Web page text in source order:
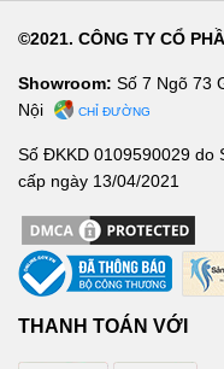
©2021. CÔNG TY CỔ
Showroom: Số 7 Ngõ 73
Nội
CHỈ ĐƯỜNG
Số ĐKKD 0109590029 do
cấp ngày 13/04/2021
THANH TOÁN VỚI